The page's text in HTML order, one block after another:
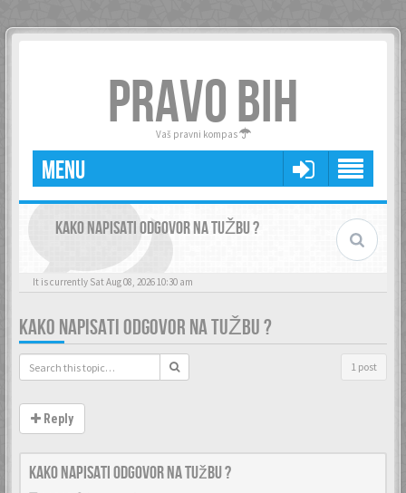
PRAVO BIH
Vaš pravni kompas
MENU
KAKO NAPISATI ODGOVOR NA TUŽBU ?
It is currently Sat Aug 08, 2026 10:30 am
KAKO NAPISATI ODGOVOR NA TUŽBU ?
1 post
Reply
Kako napisati odgovor na tužbu ?